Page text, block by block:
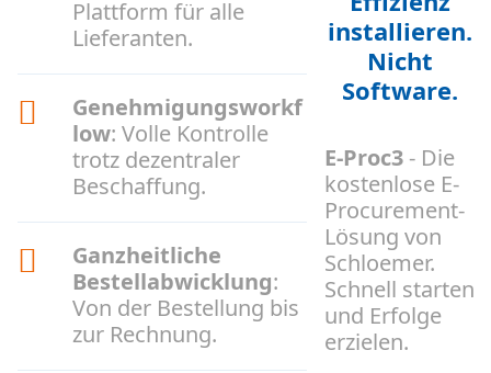
Plattform für alle
Lieferanten.
Genehmigungsworkf
low: Volle Kontrolle
trotz dezentraler
Beschaffung.
Ganzheitliche
Bestellabwicklung:
Von der Bestellung bis
zur Rechnung.
installieren.
Nicht
Software.
E-Proc3- Die
kostenlose E-
Procurement-
Lösung von
Schloemer.
Schnell starten
und Erfolge
erzielen.